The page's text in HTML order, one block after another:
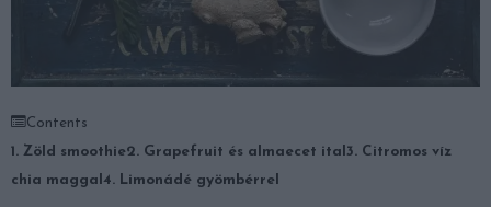
Contents
1. Zöld smoothie2. Grapefruit és almaecet ital 3. Citromos víz
chia maggal 4. Limonádé gyömbérrel